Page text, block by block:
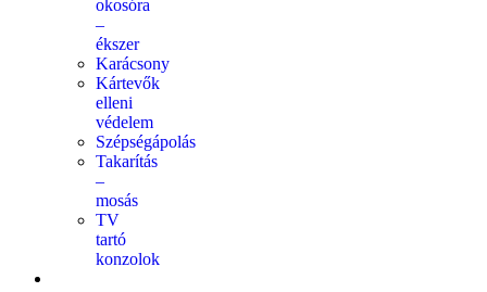
okosóra
–
ékszer
Karácsony
Kártevők
elleni
védelem
Szépségápolás
Takarítás
–
mosás
TV
tartó
konzolok